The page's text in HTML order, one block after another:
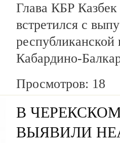
Глава КБР Казбек
встретился с
Кабардино-
Просмотров: 18
В
ВЫЯВИЛИ